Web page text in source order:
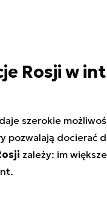
Rosji w
szerokie
pozwalają docierać
zależy: im